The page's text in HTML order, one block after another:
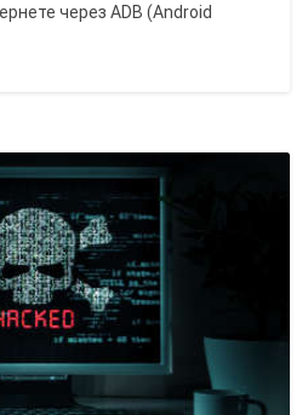
через ADB (Android